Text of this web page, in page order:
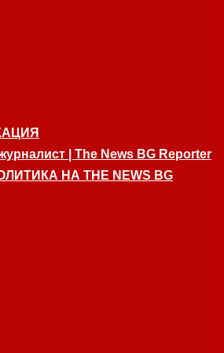
| The News BG Reporter
НА THE NEWS BG